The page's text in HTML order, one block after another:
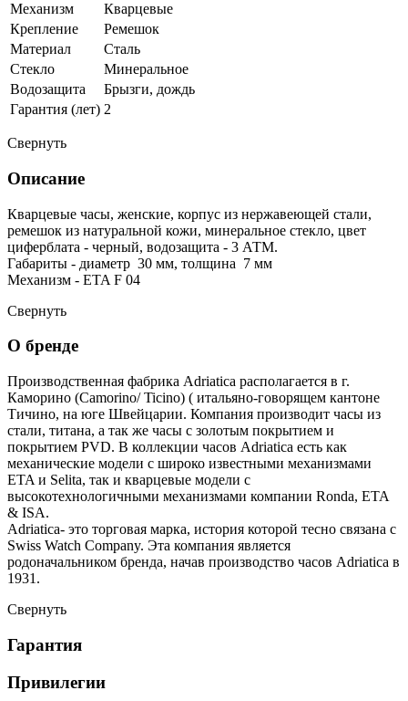
Механизм
Кварцевые
Крепление
Ремешок
Материал
Сталь
Стекло
Минеральное
Водозащита
Брызги, дождь
Гарантия (лет) 2
Свернуть
Описание
Кварцевые часы, женские, корпус из нержавеющей стали,
ремешок из натуральной кожи, минеральное стекло, цвет
циферблата - черный, водозащита - 3 АТМ.
Габариты - диаметр 30 мм, толщина 7 мм
Механизм - ETA F 04
Свернуть
О бренде
Производственная фабрика Adriatica располагается в г.
Каморино (Camorino/ Ticino) ( итальяно-говорящем кантоне
Тичино, на юге Швейцарии. Компания производит часы из
стали, титана, а так же часы с золотым покрытием и
покрытием PVD. В коллекции часов Adriatica есть как
механические модели с широко известными механизмами
ETA и Selita, так и кварцевые модели с
высокотехнологичными механизмами компании Ronda, ETA
& ISA.
Adriatica- это торговая марка, история которой тесно связана с
Swiss Watch Company. Эта компания является
родоначальником бренда, начав производство часов Adriatica в
1931.
Свернуть
Гарантия
Привилегии